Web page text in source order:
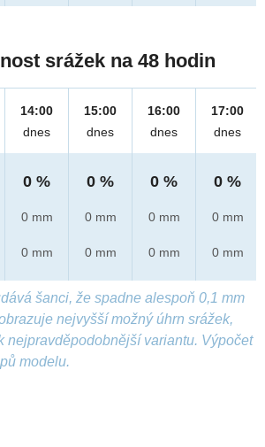
srážek na 48 hodin
14:00
dnes
0 %
0 mm
0 mm
15:00
dnes
0 %
0 mm
0 mm
16:00
dnes
0 %
0 mm
0 mm
17:00
dnes
0 %
0 mm
0 mm
šanci, že spadne alespoň 0,1 mm
nejvyšší možný úhrn srážek,
nejpravděpodobnější variantu. Výpočet
modelu.